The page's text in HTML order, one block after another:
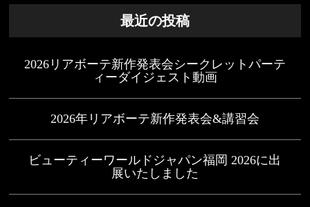
最近の投稿
2026リアボーテ新作発表会シークレットパーテ
ィーダイジェスト動画
2026年リアボーテ新作発表会&講習会
ビューティーワールドジャパン福岡 2026に出
展いたしました